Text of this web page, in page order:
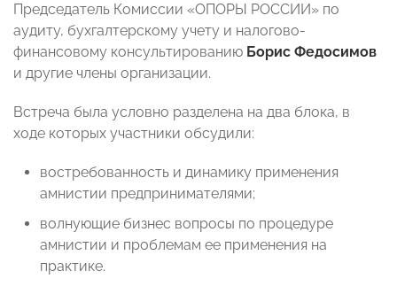
Председатель Комиссии «ОПОРЫ РОССИИ» по
аудиту, бухгалтерскому учету и налогово-
финансовому консультированию Борис Федосимов
и другие члены организации.
Встреча была условно разделена на два блока, в
ходе которых участники обсудили:
востребованность и динамику применения
амнистии предпринимателями;
волнующие бизнес вопросы по процедуре
амнистии и проблемам ее применения на
практике.